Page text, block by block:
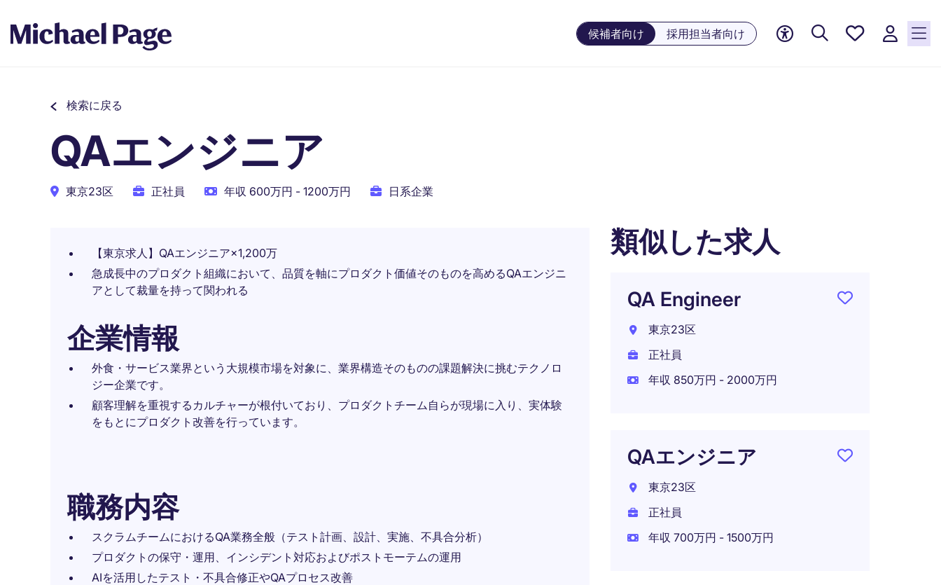
候補者向け 採用担当者向け
お気に
検索に戻る
QAエンジニア
東京23区 正社員 年収 600万円 - 1200万円 日系企業
【東京求人】QAエンジニア×1,200万
急成長中のプロダクト組織において、品質を軸にプロダクト価値そのものを高めるQAエンジニ
アとして裁量を持って関われる
企業情報
外食・サービス業界という大規模市場を対象に、業界構造そのものの課題解決に挑むテクノロ
ジー企業です。
顧客理解を重視するカルチャーが根付いており、プロダクトチーム自らが現場に入り、実体験
をもとにプロダクト改善を行っています。
職務内容
スクラムチームにおけるQA業務全般（テスト計画、設計、実施、不具合分析）
プロダクトの保守・運用、インシデント対応およびポストモーテムの運用
AIを活用したテスト・不具合修正やQAプロセス改善
類似した求人
QA Engineer
東京23区
正社員
年収 850万円 - 2000万円
QAエンジニア
東京23区
正社員
年収 700万円 - 1500万円